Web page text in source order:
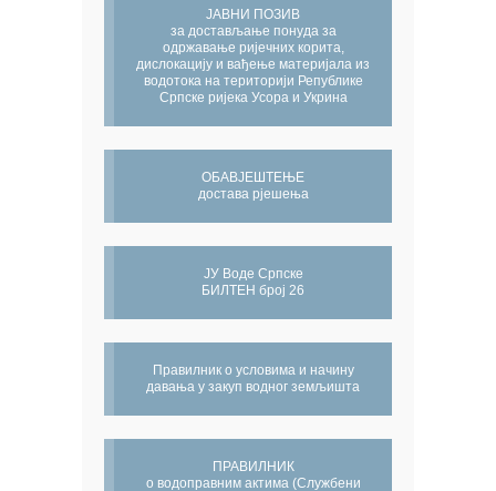
ЈАВНИ ПОЗИВ
за достављање понуда за
одржавање ријечних корита,
дислокацију и вађење материјала из
водотока на територији Републике
Српске ријека Усора и Укрина
ОБАВЈЕШТЕЊЕ
достава рјешења
ЈУ Воде Српске
БИЛТЕН број 26
Правилник о условима и начину
давања у закуп водног земљишта
ПРАВИЛНИК
о водоправним актима (Службени